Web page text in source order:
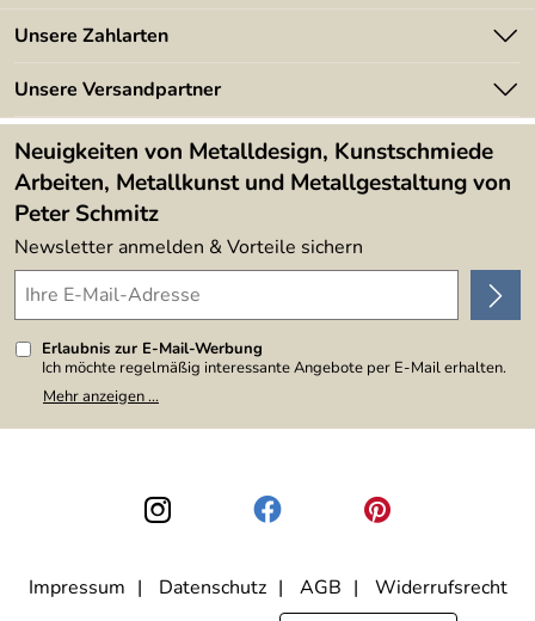
Kundeninformationen
Newsletter
Lieferbedingungen
Angebote
Kundenbewertungen (394)
4,9/5
Unsere Zahlarten
Unsere Versandpartner
Neuigkeiten von Metalldesign, Kunstschmiede
Arbeiten, Metallkunst und Metallgestaltung von
Peter Schmitz
Newsletter anmelden & Vorteile sichern
Erlaubnis zur E-Mail-Werbung
Ich möchte regelmäßig interessante Angebote per E-Mail erhalten.
Meine E-Mail-Adresse wird nicht an andere Unternehmen
weitergegeben. Zu statistischen Zwecken wird in anonymer Form
den Link "Abmelden" am Ende des Newsletters anklicke. Die
Datenschutzerklärung
habe ich zur Kenntnis genommen.
Mehr anzeigen ...
Impressum Datenschutz AGB Widerrufsrecht